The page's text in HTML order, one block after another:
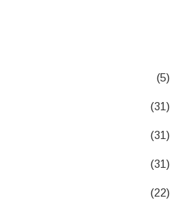
(5)
(31)
(31)
(31)
(22)